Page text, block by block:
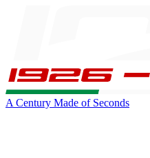
A Century Made of Seconds